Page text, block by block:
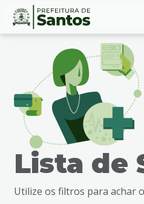
Ir
busca
Conteúdo
Lista de
Utilize os filtros para achar